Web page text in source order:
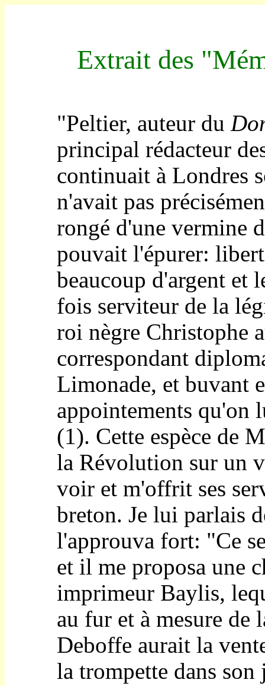
Extrait des
"Peltier, auteur du
principal rédacteur
continuait à Londres
n'avait pas
rongé d'une vermine
pouvait l'épurer:
beaucoup d'argent et
fois serviteur de la
roi nègre Christophe
correspondant
Limonade, et buvant
appointements qu'on
(1). Cette espèce de
la Révolution sur un
voir et m'offrit ses
breton. Je lui parlais
l'approuva fort: "Ce
et il me proposa une
imprimeur Baylis,
au fur et à mesure
Deboffe aurait la
la trompette dans